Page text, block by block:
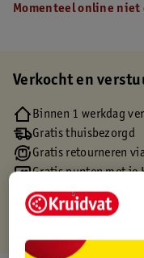
Momenteel online niet
Verkocht en
Binnen 1 werkdag
Gratis thuisbezorgd
Gratis retourneren
Gratis punten met je